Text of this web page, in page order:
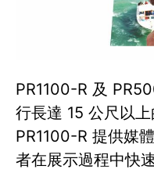
PR1100-R 及
行長達 15 公尺以
PR1100-R 提供媒
者在展示過程中快